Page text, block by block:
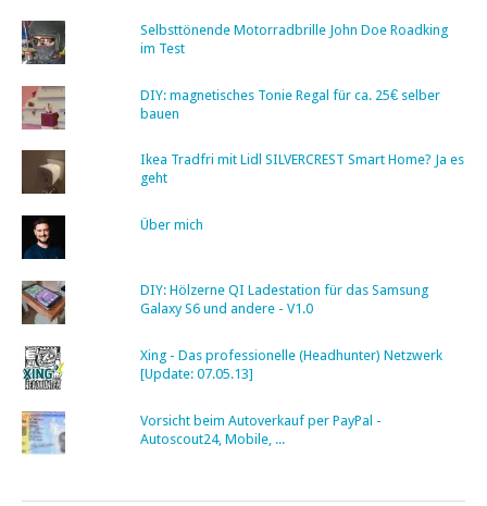
Selbsttönende Motorradbrille John Doe Roadking
im Test
DIY: magnetisches Tonie Regal für ca. 25€ selber
bauen
Ikea Tradfri mit Lidl SILVERCREST Smart Home? Ja es
geht
Über mich
DIY: Hölzerne QI Ladestation für das Samsung
Galaxy S6 und andere - V1.0
Xing - Das professionelle (Headhunter) Netzwerk
[Update: 07.05.13]
Vorsicht beim Autoverkauf per PayPal -
Autoscout24, Mobile, ...